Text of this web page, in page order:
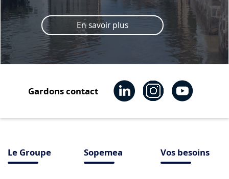
En savoir plus
Gardons contact
Le Groupe Sopemea Vos besoins